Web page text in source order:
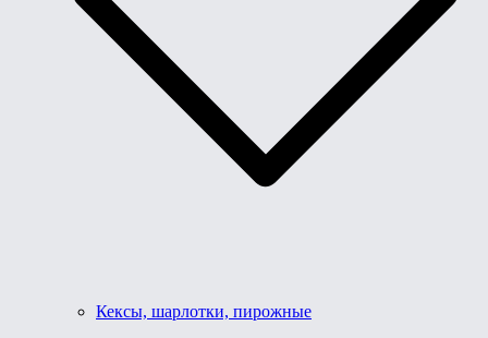
Кексы, шарлотки, пирожные